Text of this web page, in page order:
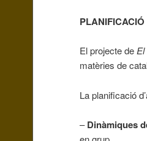
PLANIFICACIÓ
El projecte deEl
matèries de
La planificació
–Dinàmiques